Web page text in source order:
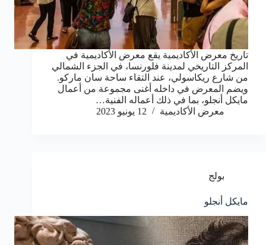
تاريخ معرض الأكاديمية يقع معرض الأكاديمية في
المركز التاريخي لمدينة فلورنسا، في الجزء الشمالي
من شارع ريكاسولي، عند التقاء ساحة سان ماركو.
ويضم المعرض في داخله أغنى مجموعة من أعمال
مايكل أنجلو، بما في ذلك أعماله الفنية…
معرض الأكاديمية
12 يونيو 2023
بولج
مايكل أنجلو